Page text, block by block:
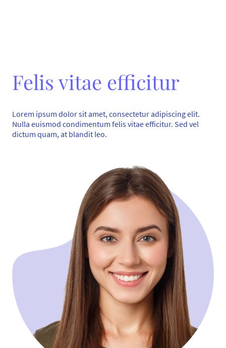
Felis vitae efficitur
Lorem ipsum dolor sit amet, consectetur adipiscing elit.
Nulla euismod condimentum felis vitae efficitur. Sed vel
dictum quam, at blandit leo.